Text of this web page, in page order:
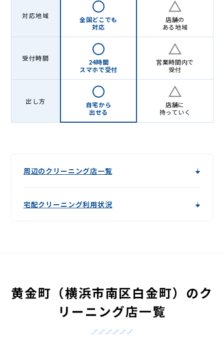
対応地域
全国どこでも
対応
店舗の
ある地域
受付時間
24時間
スマホで受付
営業時間内で
受付
出し方
自宅から
出せる
店舗に
持っていく
周辺のクリーニング店一覧
宅配クリーニング利用状況
黄金町（横浜市南区白金町）のク
リーニング店一覧